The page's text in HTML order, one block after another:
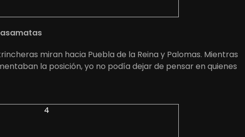
miran hacia Puebla de la Reina y Palomas. Mientras
la posición, yo no podía dejar de pensar en quienes